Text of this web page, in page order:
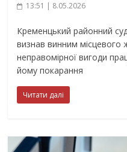
13:51 | 8.05.2026
Кременцький районний
визнав винним місцевого
неправомірної вигоди
йому покарання
Читати далі